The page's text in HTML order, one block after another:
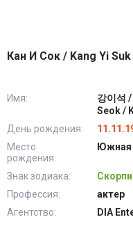
Кан И Сок / Kang Yi Suk
Имя:
강이석
Seok /
День рождения:
Место
рождения:
Южная
Знак зодиака:
Профессия:
актер
Агентство:
DIA